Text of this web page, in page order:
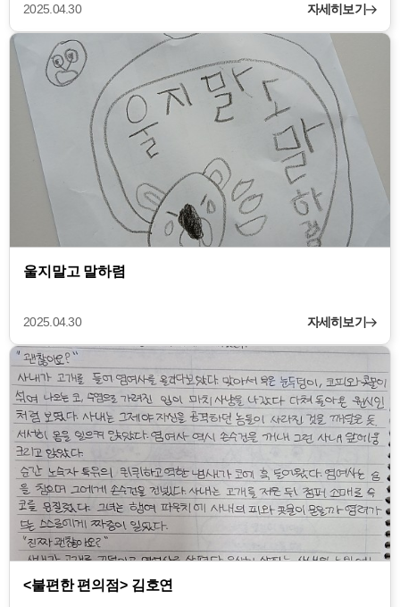
2025.04.30 자세히보기
울지말고 말하렴
2025.04.30 자세히보기
<불편한 편의점> 김호연